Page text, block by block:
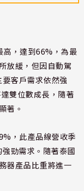
高，達到66%，為最
放緩，但因自動駕
客戶需求依然強
雙位數成長，隨著
著。
，此產品線營收季
勁需求。隨著泰國
器產品比重將進一